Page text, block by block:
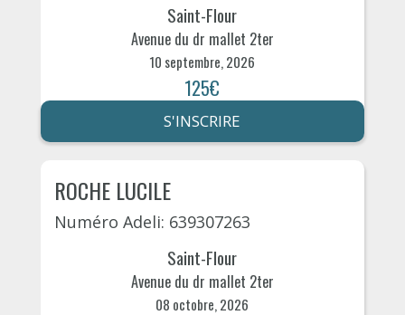
Saint-Flour
Avenue du dr mallet 2ter
10 septembre, 2026
125€
S'INSCRIRE
ROCHE LUCILE
Numéro Adeli: 639307263
Saint-Flour
Avenue du dr mallet 2ter
08 octobre, 2026